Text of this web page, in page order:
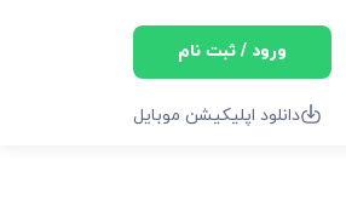
ورود / ثبت نام
دانلود اپلیکیشن موبایل